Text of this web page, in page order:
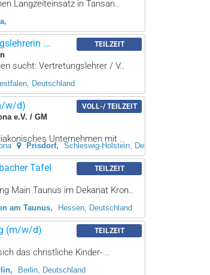
Langzeiteinsatz in Tansan..
... TEILZEIT
sucht: Vertretungslehrer / V..
Deutschland
w/d)
e.V. / GM
VOLL-/ TEILZEIT
Unternehmen mit ..
Prisdorf Schleswig-Holstein, Deutschland
Tafel TEILZEIT
Main Taunus im Dekanat Kron..
am Taunus Hessen, Deutschland
(m/w/d) TEILZEIT
das christliche Kinder- ..
Berlin, Deutschland